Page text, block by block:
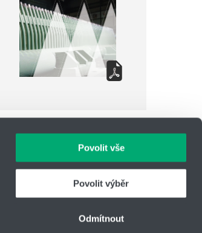
Povolit vše
Povolit výběr
Odmítnout
IČO: 14869446
+420 416 711 222